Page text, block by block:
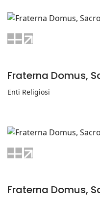
Fraterna Domus,
Enti Religiosi
Fraterna Domus,